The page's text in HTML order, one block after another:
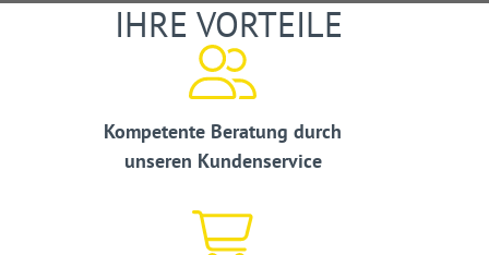
IHRE VORTEILE
Kompetente Beratung durch
unseren Kundenservice